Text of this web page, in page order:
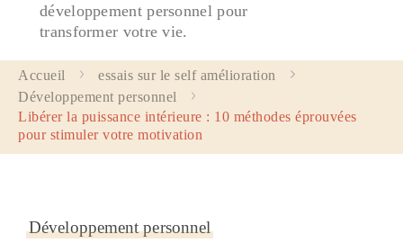
développement personnel pour
transformer votre vie.
Accueil
essais sur le self amélioration
Développement personnel
Libérer la puissance intérieure : 10 méthodes éprouvées
pour stimuler votre motivation
Développement personnel